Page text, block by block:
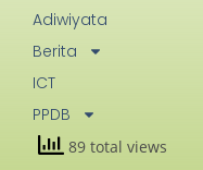
Adiwiyata
Berita
ICT
PPDB
89 total views